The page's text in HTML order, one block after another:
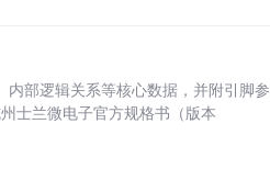
内部逻辑关系等核心数据，并附引脚参
士兰微电子官方规格书（版本